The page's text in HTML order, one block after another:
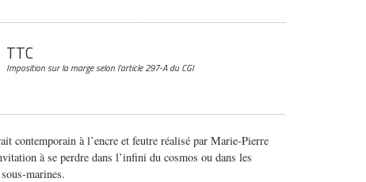
TTC
Imposition sur la marge selon l’article 297-A du CGI
contemporain à l’encre et feutre réalisé par Marie-Pierre
à se perdre dans l’infini du cosmos ou dans les
marines.